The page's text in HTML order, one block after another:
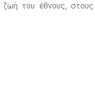
του έθνους,